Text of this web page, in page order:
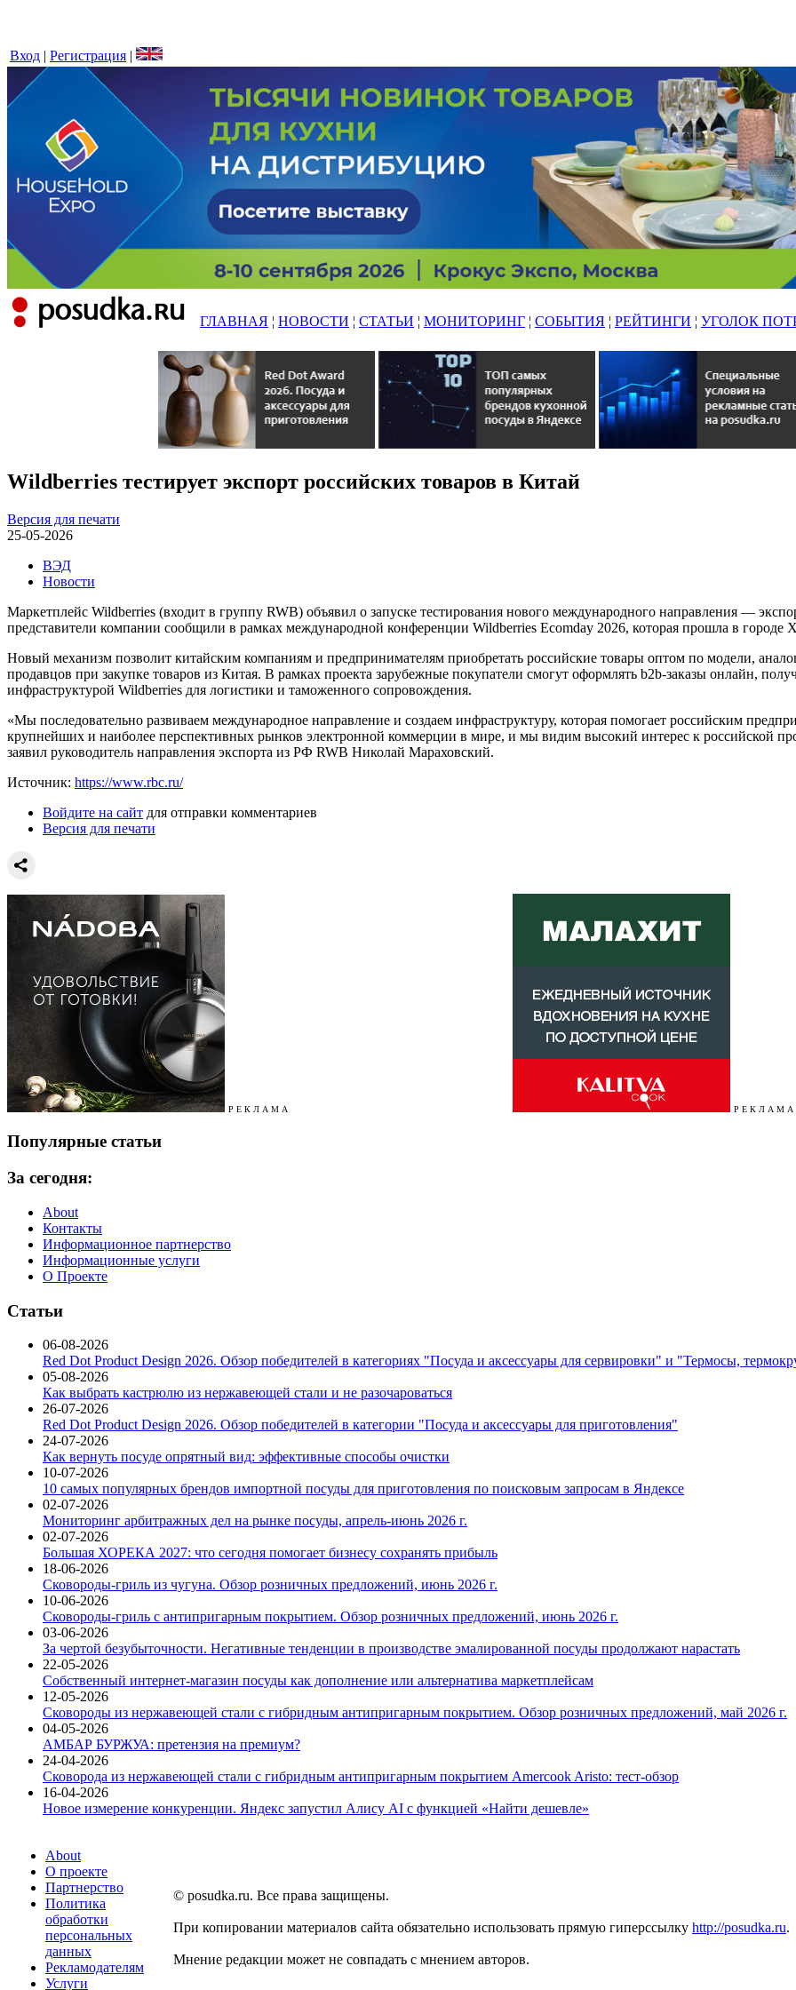
Вход | Регистрация |
ГЛАВНАЯ ¦ НОВОСТИ ¦ СТАТЬИ ¦ МОНИТОРИНГ ¦ СОБЫТИЯ ¦ РЕЙТИНГИ ¦ УГОЛОК
Wildberries тестирует экспорт российских товаров в Китай
Версия для печати
25-05-2026
ВЭД
Новости
Маркетплейс Wildberries (входит в группу RWB) объявил о запуске тестирования нового международного направления —
представители компании сообщили в рамках международной конференции Wildberries Ecomday 2026, которая прошла в городе
Новый механизм позволит китайским компаниям и предпринимателям приобретать российские товары оптом по модели,
продавцов при закупке товаров из Китая. В рамках проекта зарубежные покупатели смогут оформлять b2b-заказы онлайн,
инфраструктурой Wildberries для логистики и таможенного сопровождения.
«Мы последовательно развиваем международное направление и создаем инфраструктуру, которая помогает российским
крупнейших и наиболее перспективных рынков электронной коммерции в мире, и мы видим высокий интерес к российской
заявил руководитель направления экспорта из РФ RWB Николай Мараховский.
Источник: https://www.rbc.ru/
Войдите на сайт для отправки комментариев
Версия для печати
Р Е К Л А М А Р Е К Л А М А
Популярные статьи
За сегодня:
About
Контакты
Информационное партнерство
Информационные услуги
О Проекте
Статьи
06-08-2026
Red Dot Product Design 2026. Обзор победителей в категориях "Посуда и аксессуары для сервировки" и "Термосы,
05-08-2026
Как выбрать кастрюлю из нержавеющей стали и не разочароваться
26-07-2026
Red Dot Product Design 2026. Обзор победителей в категории "Посуда и аксессуары для приготовления"
24-07-2026
Как вернуть посуде опрятный вид: эффективные способы очистки
10-07-2026
10 самых популярных брендов импортной посуды для приготовления по поисковым запросам в Яндексе
02-07-2026
Мониторинг арбитражных дел на рынке посуды, апрель-июнь 2026 г.
02-07-2026
Большая ХОРЕКА 2027: что сегодня помогает бизнесу сохранять прибыль
18-06-2026
Сковороды-гриль из чугуна. Обзор розничных предложений, июнь 2026 г.
10-06-2026
Сковороды-гриль с антипригарным покрытием. Обзор розничных предложений, июнь 2026 г.
03-06-2026
За чертой безубыточности. Негативные тенденции в производстве эмалированной посуды продолжают нарастать
22-05-2026
Собственный интернет-магазин посуды как дополнение или альтернатива маркетплейсам
12-05-2026
Сковороды из нержавеющей стали с гибридным антипригарным покрытием. Обзор розничных предложений, май 2026 г.
04-05-2026
АМБАР БУРЖУА: претензия на премиум?
24-04-2026
Сковорода из нержавеющей стали с гибридным антипригарным покрытием Amercook Aristo: тест-обзор
16-04-2026
Новое измерение конкуренции. Яндекс запустил Алису AI с функцией «Найти дешевле»
About
О проекте
Партнерство
Политика
обработки
персональных
данных
Рекламодателям
Услуги
© posudka.ru. Все права защищены.
При копировании материалов сайта обязательно использовать прямую гиперссылку http://posudka.ru.
Мнение редакции может не совпадать с мнением авторов.